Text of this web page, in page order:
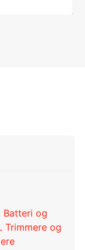
Batteri og
Trimmere og